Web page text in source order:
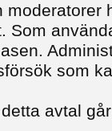
moderatorer
Som
som
avtal